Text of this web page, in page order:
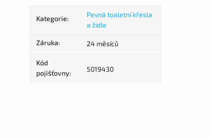
Kategorie:
Pevná toaletní křesla
a židle
Záruka: 24 měsíců
Kód
pojišťovny: 5019430